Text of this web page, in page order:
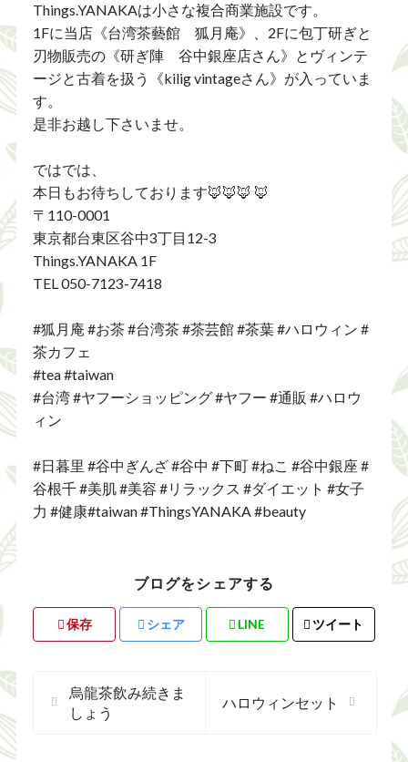
Things.YANAKAは小さな複合商業施設です。
1Fに当店《台湾茶藝館 狐月庵》、2Fに包丁研ぎと
刃物販売の《研ぎ陣 谷中銀座店さん》とヴィンテ
ージと古着を扱う《kilig vintageさん》が入っていま
す。
是非お越し下さいませ。
ではでは、
本日もお待ちしております🦊🦊🦊 🦊
〒110-0001
東京都台東区谷中3丁目12-3
Things.YANAKA 1F
TEL 050-7123-7418
#狐月庵 #お茶 #台湾茶 #茶芸館 #茶葉 #ハロウィン #
茶カフェ
#tea #taiwan
#台湾 #ヤフーショッピング #ヤフー #通販 #ハロウ
ィン
#日暮里 #谷中ぎんざ #谷中 #下町 #ねこ #谷中銀座 #
谷根千 #美肌 #美容 #リラックス #ダイエット #女子
力 #健康#taiwan #ThingsYANAKA #beauty
ブログをシェアする
保存 シェア LINE ツイート
烏龍茶飲み続きま
しょう
ハロウィンセット